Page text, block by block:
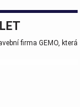
firma GEMO, která